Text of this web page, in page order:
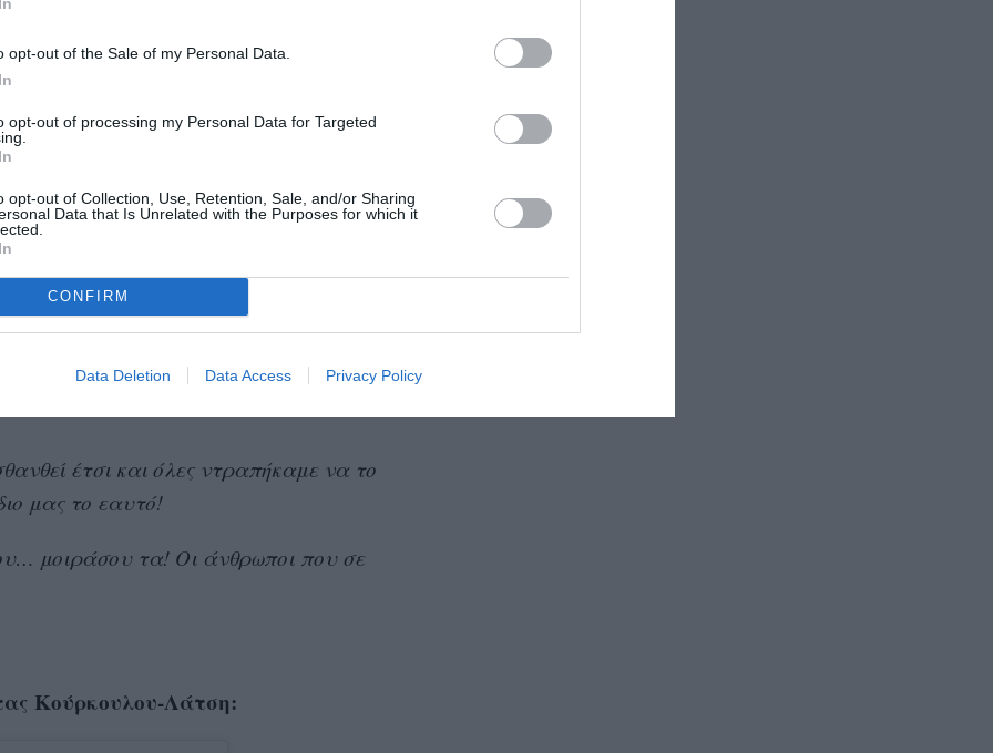
opt-out of the Sale of my Personal Data.
opt-out of processing my Personal Data for Targeted
opt-out of Collection, Use, Retention, Sale, and/or Sharing
Data that Is Unrelated with the Purposes for which it
CONFIRM
Data Deletion Data Access Privacy Policy
γιατί δεν είσαι εσύ αυτή η γυναίκα…
αυτή;
γιατί δεν είσαι εσύ αυτή η
δική σου η ανακοίνωση αυτή;»
τις θυσίες που έχεις κάνει;
να σκέφτεσαι όλα τα παραπάνω και το
να επιβαρύνεις τον εαυτό σου με το
έτσι και όλες ντραπήκαμε να το
μας το εαυτό!
μοιράσου τα! Οι άνθρωποι που σε
Κούρκουλου-Λάτση: